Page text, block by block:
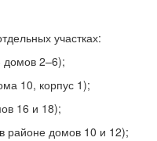
участках:
2–6);
10, корпус 1);
16 и 18);
районе домов 10 и 12);